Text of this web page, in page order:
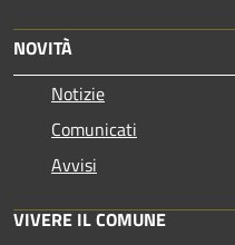
NOVITÀ
Notizie
Comunicati
Avvisi
VIVERE IL COMUNE